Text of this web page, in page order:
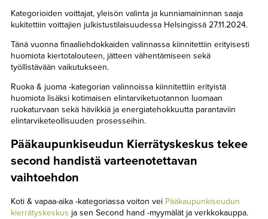
Kategorioiden voittajat, yleisön valinta ja kunniamaininnan saaja
kukitettiin voittajien julkistustilaisuudessa Helsingissä 27.11.2024.
Tänä vuonna finaaliehdokkaiden valinnassa kiinnitettiin erityisesti
huomiota kiertotalouteen, jätteen vähentämiseen sekä
työllistävään vaikutukseen.
Ruoka & juoma -kategorian valinnoissa kiinnitettiin erityistä
huomiota lisäksi kotimaisen elintarviketuotannon luomaan
ruokaturvaan sekä hävikkiä ja energiatehokkuutta parantaviin
elintarviketeollisuuden prosesseihin.
Pääkaupunkiseudun Kierrätyskeskus tekee
second handistä varteenotettavan
vaihtoehdon
Koti & vapaa-aika -kategoriassa voiton vei Pääkaupunkiseudun
kierrätyskeskus ja sen Second hand -myymälät ja verkkokauppa.